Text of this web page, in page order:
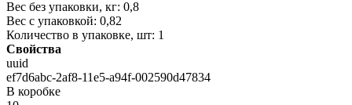
Вес без упаковки, кг: 0,8
Вес с упаковкой: 0,82
Количество в упаковке, шт: 1
Свойства
uuid
ef7d6abc-2af8-11e5-a94f-002590d47834
В коробке